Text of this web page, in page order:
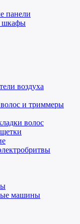
панели
шкафы
воздуха
и триммеры
волос
машины